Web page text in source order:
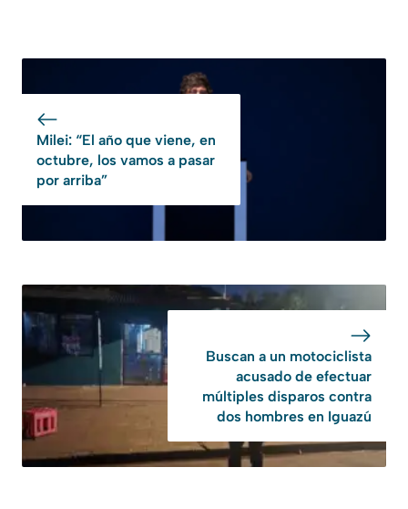
Milei: “El año que viene, en
octubre, los vamos a pasar
por arriba”
Buscan a un motociclista
acusado de efectuar
múltiples disparos contra
dos hombres en Iguazú